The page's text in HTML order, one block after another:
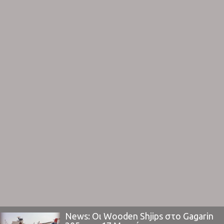
News: Οι Wooden Shjips στο Gagarin